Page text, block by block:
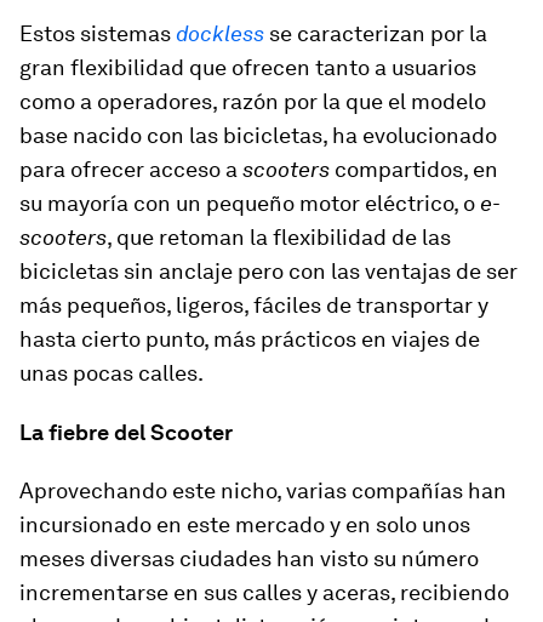
Estos sistemasdockless se caracterizan por la
gran flexibilidad que ofrecen tanto a usuarios
como a operadores, razón por la que el modelo
base nacido con las bicicletas, ha evolucionado
para ofrecer acceso a scooters compartidos, en
su mayoría con un pequeño motor eléctrico, o e-
scooters, que retoman la flexibilidad de las
bicicletas sin anclaje pero con las ventajas de ser
más pequeños, ligeros, fáciles de transportar y
hasta cierto punto, más prácticos en viajes de
unas pocas calles.
La fiebre del Scooter
Aprovechando este nicho, varias compañías han
incursionado en este mercado y en solo unos
meses diversas ciudades han visto su número
incrementarse en sus calles y aceras, recibiendo